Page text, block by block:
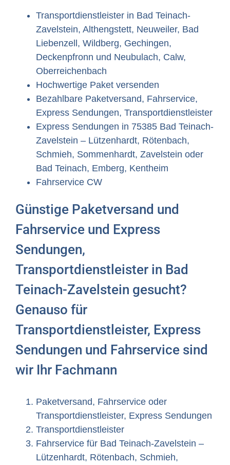
Transportdienstleister in Bad Teinach-
Zavelstein, Althengstett, Neuweiler, Bad
Liebenzell, Wildberg, Gechingen,
Deckenpfronn und Neubulach, Calw,
Oberreichenbach
Hochwertige Paket versenden
Bezahlbare Paketversand, Fahrservice,
Express Sendungen, Transportdienstleister
Express Sendungen in 75385 Bad Teinach-
Zavelstein – Lützenhardt, Rötenbach,
Schmieh, Sommenhardt, Zavelstein oder
Bad Teinach, Emberg, Kentheim
Fahrservice CW
Günstige Paketversand und
Fahrservice und Express
Sendungen,
Transportdienstleister in Bad
Teinach-Zavelstein gesucht?
Genauso für
Transportdienstleister, Express
Sendungen und Fahrservice sind
wir Ihr Fachmann
Paketversand, Fahrservice oder
Transportdienstleister, Express Sendungen
Transportdienstleister
Fahrservice für Bad Teinach-Zavelstein –
Lützenhardt, Rötenbach, Schmieh,